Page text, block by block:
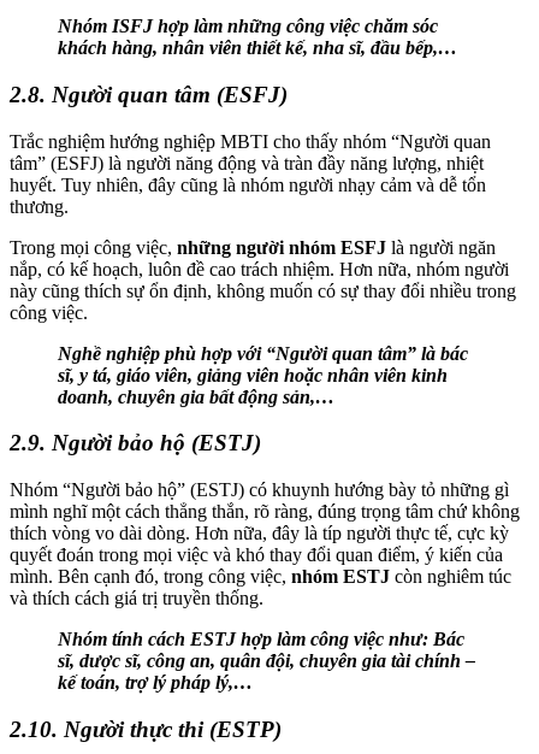
Nhóm ISFJ hợp làm những công việc chăm sóc
khách hàng, nhân viên thiết kế, nha sĩ, đầu bếp,…
2.8. Người quan tâm (ESFJ)
Trắc nghiệm hướng nghiệp MBTI cho thấy nhóm “Người quan
tâm” (ESFJ) là người năng động và tràn đầy năng lượng, nhiệt
huyết. Tuy nhiên, đây cũng là nhóm người nhạy cảm và dễ tổn
thương.
Trong mọi công việc, những người nhóm ESFJ là người ngăn
nắp, có kế hoạch, luôn đề cao trách nhiệm. Hơn nữa, nhóm người
này cũng thích sự ổn định, không muốn có sự thay đổi nhiều trong
công việc.
Nghề nghiệp phù hợp với “Người quan tâm” là bác
sĩ, y tá, giáo viên, giảng viên hoặc nhân viên kinh
doanh, chuyên gia bất động sản,…
2.9. Người bảo hộ (ESTJ)
Nhóm “Người bảo hộ” (ESTJ) có khuynh hướng bày tỏ những gì
mình nghĩ một cách thẳng thắn, rõ ràng, đúng trọng tâm chứ không
thích vòng vo dài dòng. Hơn nữa, đây là típ người thực tế, cực kỳ
quyết đoán trong mọi việc và khó thay đổi quan điểm, ý kiến của
mình. Bên cạnh đó, trong công việc, nhóm ESTJ còn nghiêm túc
và thích cách giá trị truyền thống.
Nhóm tính cách ESTJ hợp làm công việc như: Bác
sĩ, dược sĩ, công an, quân đội, chuyên gia tài chính –
kế toán, trợ lý pháp lý,…
2.10. Người thực thi (ESTP)